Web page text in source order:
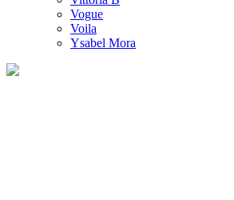
Vogue
Voila
Ysabel Mora